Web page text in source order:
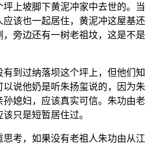
上坡脚下黄泥冲家中去世的。当
该也一起居住，黄泥冲这屋基还
旁边还有一树老祖坟，这是不是
到过纳落坝这个坪上，但他们知
说他奶是听朱扬玺说的，因为朱
孙媳妇，应该真实可信。朱功由老
只是短暂居住过。
考，如果没有老祖人朱功由从江